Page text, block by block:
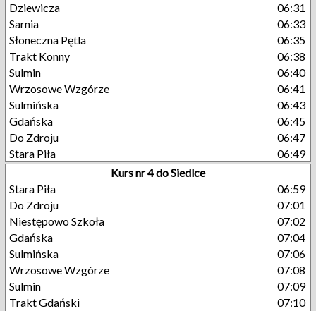
Dziewicza
06:31
Sarnia
06:33
Słoneczna Pętla
06:35
Trakt Konny
06:38
Sulmin
06:40
Wrzosowe Wzgórze
06:41
Sulmińska
06:43
Gdańska
06:45
Do Zdroju
06:47
Stara Piła
06:49
Kurs nr 4 do Siedlce
Stara Piła
06:59
Do Zdroju
07:01
Niestępowo Szkoła
07:02
Gdańska
07:04
Sulmińska
07:06
Wrzosowe Wzgórze
07:08
Sulmin
07:09
Trakt Gdański
07:10